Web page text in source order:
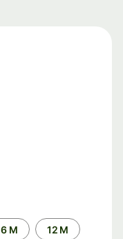
6 M 12 M